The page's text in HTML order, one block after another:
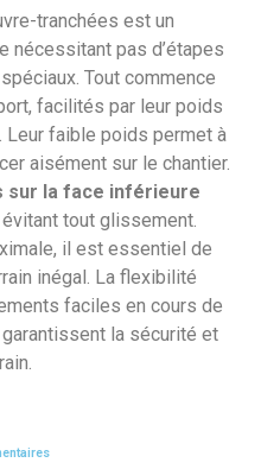
tranchées est un
nécessitant pas d’étapes
Tout commence
facilités par leur poids
Leur faible poids permet à
aisément sur le chantier.
sur la face inférieure
tout glissement.
il est essentiel de
inégal. La flexibilité
faciles en cours de
la sécurité et